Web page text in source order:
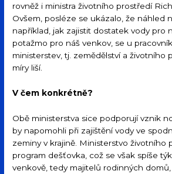
rovněž i ministra životního prostředí
Ovšem, posléze se ukázalo, že náhled
například, jak zajistit dostatek vody pro
potažmo pro náš venkov, se u
ministerstev, tj. zemědělství a životního
míry liší.
V čem konkrétně?
Obě ministerstva sice podporují vznik
by napomohli při zajištění vody ve
zeminy v krajině. Ministerstvo životního
program dešťovka, což se však spíše
venkově, tedy majitelů rodinných